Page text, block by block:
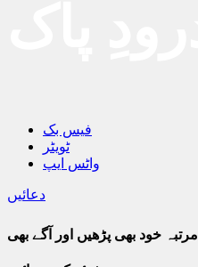
فیس بک
ٹویٹر
واٹس ایپ
دعائیں
اس درود پاک کو کم از کم 11 مرتبہ خود بھی پڑھیں اور آگے بھی